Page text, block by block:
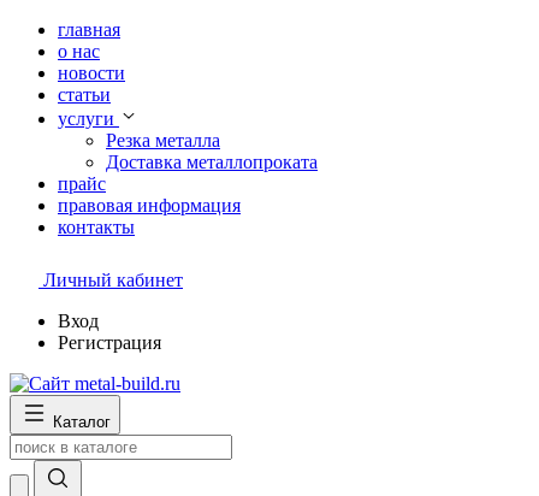
главная
о нас
новости
статьи
услуги
Резка металла
Доставка металлопроката
прайс
правовая информация
контакты
Личный кабинет
Вход
Регистрация
Каталог